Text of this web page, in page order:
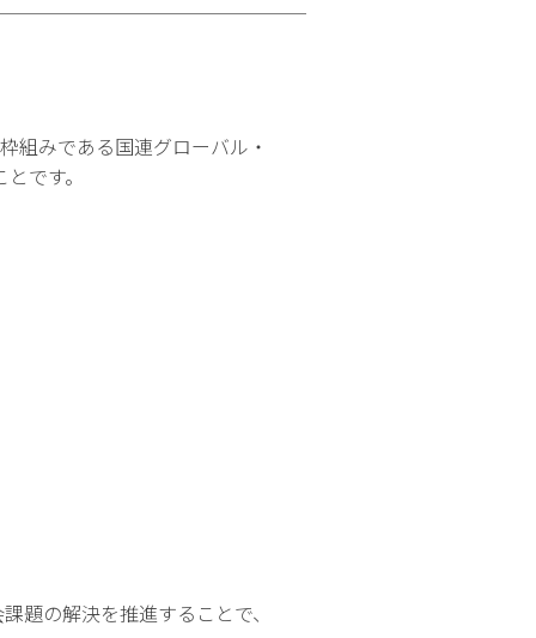
組みである国連グローバル・
です。
題の解決を推進することで、